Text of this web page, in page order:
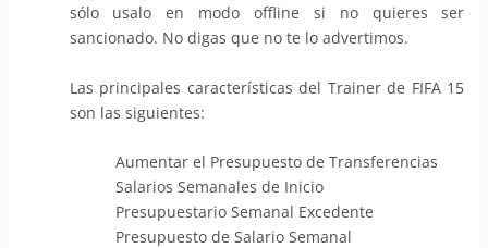
sólo usalo en modo offline si no quieres ser
sancionado. No digas que no te lo advertimos.
Las principales características del Trainer de FIFA 15
son las siguientes:
Aumentar el Presupuesto de Transferencias
Salarios Semanales de Inicio
Presupuestario Semanal Excedente
Presupuesto de Salario Semanal